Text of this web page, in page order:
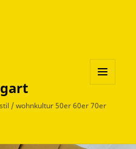
/ wohnkultur 50er 60er 70erWIDGETS